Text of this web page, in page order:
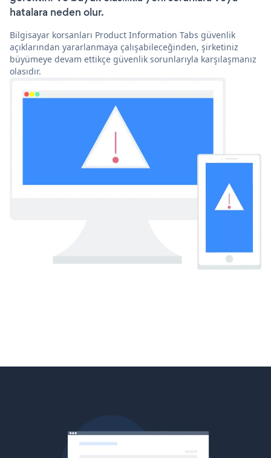
hatalara neden olur.
Bilgisayar korsanları Product Information Tabs güvenlik
açıklarından yararlanmaya çalışabileceğinden, şirketiniz
büyümeye devam ettikçe güvenlik sorunlarıyla karşılaşmanız
olasıdır.